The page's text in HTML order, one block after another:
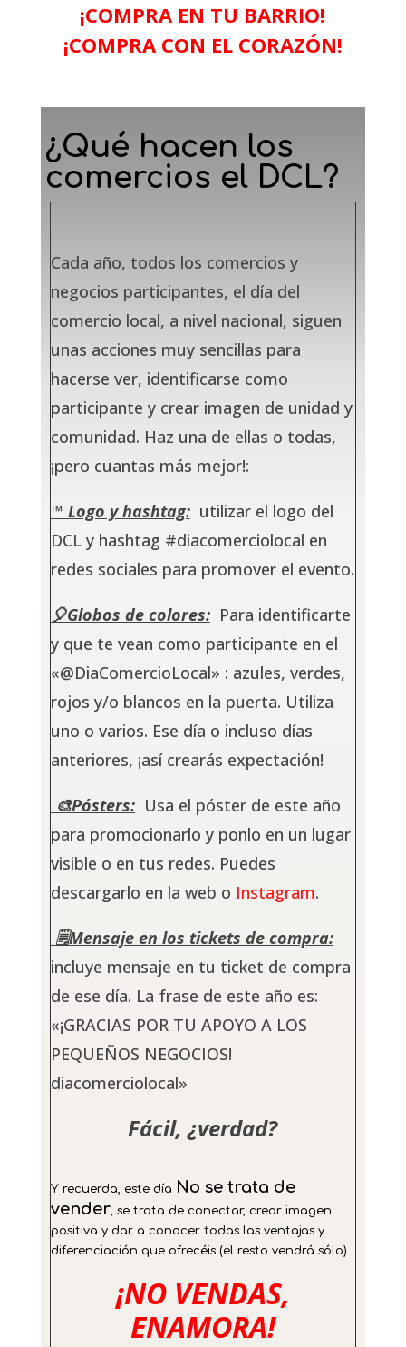
¡COMPRA EN TU BARRIO!
¡COMPRA CON EL CORAZÓN!
¿Qué hacen los
comercios el DCL?
Cada año, todos los comercios y
negocios participantes, el día del
comercio local, a nivel nacional, siguen
unas acciones muy sencillas para
hacerse ver, identificarse como
participante y crear imagen de unidad y
comunidad. Haz una de ellas o todas,
¡pero cuantas más mejor!:
™️ Logo y hashtag: utilizar el logo del
DCL y hashtag #diacomerciolocal en
redes sociales para promover el evento.
🎈Globos de colores: Para identificarte
y que te vean como participante en el
«@DiaComercioLocal» : azules, verdes,
rojos y/o blancos en la puerta. Utiliza
uno o varios. Ese día o incluso días
anteriores, ¡así crearás expectación!
🎨Pósters: Usa el póster de este año
para promocionarlo y ponlo en un lugar
visible o en tus redes. Puedes
descargarlo en la web o Instagram.
🗒️Mensaje en los tickets de compra:
incluye mensaje en tu ticket de compra
de ese día. La frase de este año es:
«¡GRACIAS POR TU APOYO A LOS
PEQUEÑOS NEGOCIOS!
diacomerciolocal»
Fácil, ¿verdad?
Y recuerda, este día No se trata de
vender, se trata de conectar, crear imagen
positiva y dar a conocer todas las ventajas y
diferenciación que ofrecéis (el resto vendrá sólo)
¡NO VENDAS,
ENAMORA!